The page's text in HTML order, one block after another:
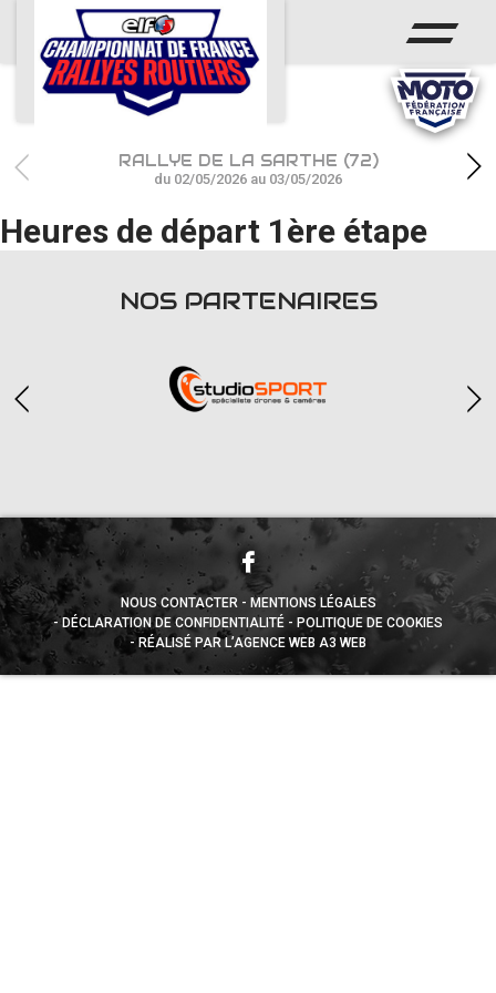
ACCUEIL
ACTUS
CALENDRIER
CHAMPIONNAT
RÉSULTATS
RALLYE DE LA SARTHE (72)
du 02/05/2026 au 03/05/2026
Heures de départ 1ère étape
NOS PARTENAIRES
NOUS CONTACTER
MENTIONS LÉGALES
DÉCLARATION DE CONFIDENTIALITÉ
POLITIQUE DE COOKIES
RÉALISÉ PAR L’AGENCE WEB A3 WEB